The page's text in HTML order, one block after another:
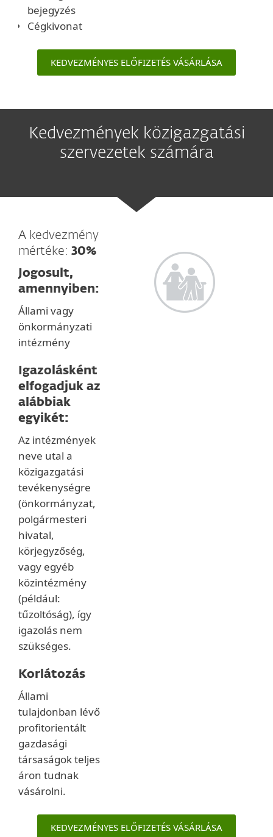
bejegyzés
Cégkivonat
KEDVEZMÉNYES ELŐFIZETÉS VÁSÁRLÁSA
Kedvezmények közigazgatási
szervezetek számára
A kedvezmény
mértéke: 30%
Jogosult,
amennyiben:
Állami vagy
önkormányzati
intézmény
Igazolásként
elfogadjuk az
alábbiak
egyikét:
Az intézmények
neve utal a
közigazgatási
tevékenységre
(önkormányzat,
polgármesteri
hivatal,
körjegyzőség,
vagy egyéb
közintézmény
(például:
tűzoltóság), így
igazolás nem
szükséges.
Korlátozás
Állami
tulajdonban lévő
profitorientált
gazdasági
társaságok teljes
áron tudnak
vásárolni.
KEDVEZMÉNYES ELŐFIZETÉS VÁSÁRLÁSA